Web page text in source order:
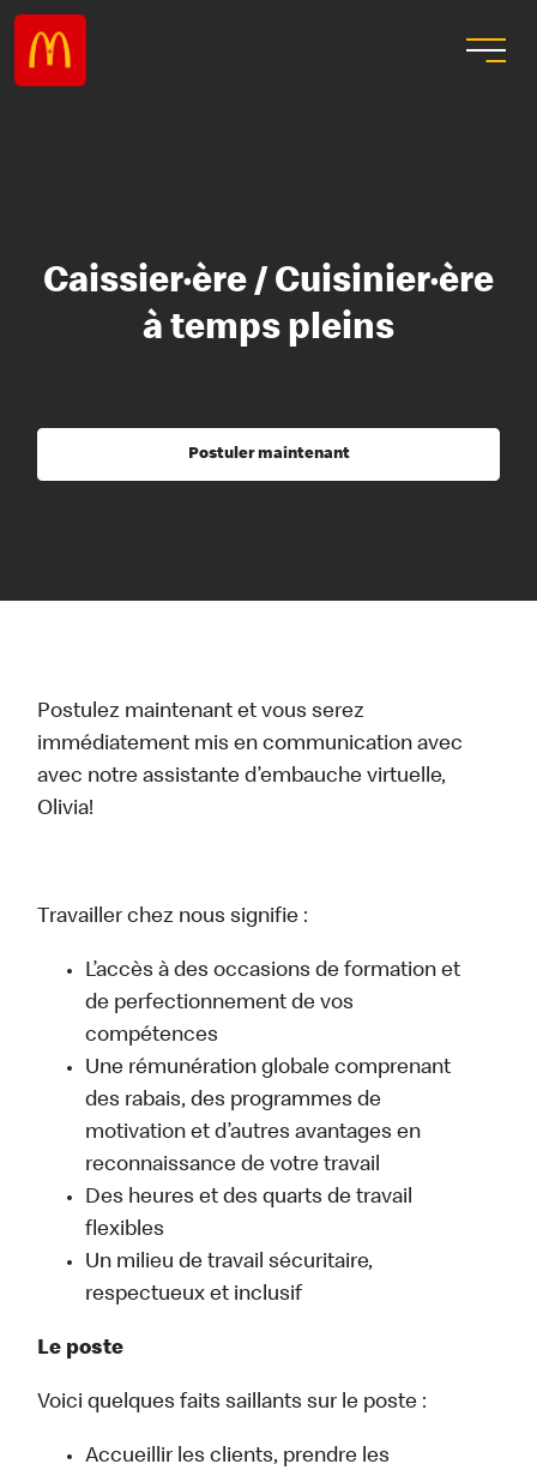
Caissier·ère / Cuisinier·ère
à temps pleins
Postuler maintenant
Postulez maintenant et vous serez
immédiatement mis en communication avec
avec notre assistante d’embauche virtuelle,
Olivia!
Travailler chez nous signifie :
L’accès à des occasions de formation et
de perfectionnement de vos
compétences
Une rémunération globale comprenant
des rabais, des programmes de
motivation et d’autres avantages en
reconnaissance de votre travail
Des heures et des quarts de travail
flexibles
Un milieu de travail sécuritaire,
respectueux et inclusif
Le poste
Voici quelques faits saillants sur le poste :
Accueillir les clients, prendre les